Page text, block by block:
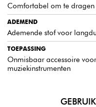
Comfortabel om te
ADEMEND
Ademende stof voor
TOEPASSING
Onmisbaar accessoire
muziekinstrumenten